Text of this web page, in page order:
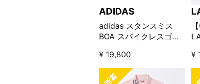
ADIDAS
adidas スタンスミス
BOA スパイクレスゴル
×ブラック
¥ 19,800 ¥